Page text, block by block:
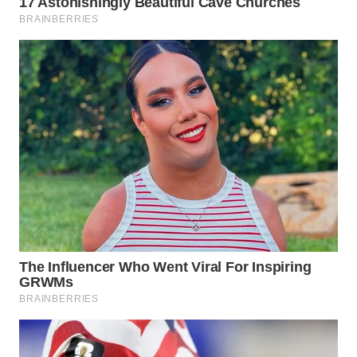
WAHANA
LISTRIK
WAHANA
TRAVEL
WAHANA
TV
WAHANANEWS
WAHANANEWS
CO ID
WAHANANEWS